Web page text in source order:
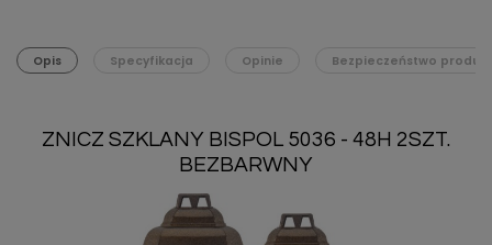
Opis Specyfikacja Opinie Bezpieczeństwo
ZNICZ SZKLANY BISPOL 5036 - 48H 2SZT.
BEZBARWNY